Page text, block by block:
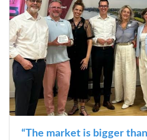
“The market is bigger